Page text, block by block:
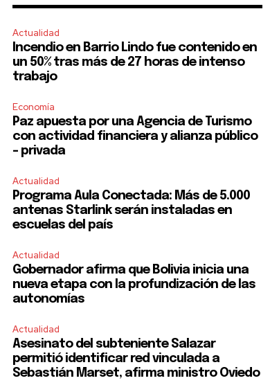
Privacy Policy.
Actualidad
Incendio en Barrio Lindo fue contenido en
un 50% tras más de 27 horas de intenso
trabajo
Economía
Paz apuesta por una Agencia de Turismo
con actividad financiera y alianza público
– privada
Actualidad
Programa Aula Conectada: Más de 5.000
antenas Starlink serán instaladas en
escuelas del país
Actualidad
Gobernador afirma que Bolivia inicia una
nueva etapa con la profundización de las
autonomías
Actualidad
Asesinato del subteniente Salazar
permitió identificar red vinculada a
Sebastián Marset, afirma ministro Oviedo